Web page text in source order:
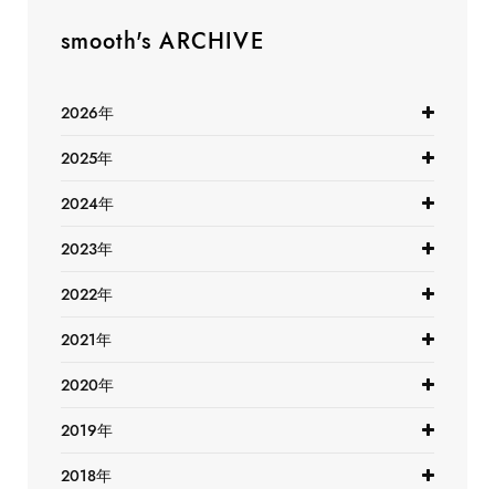
smooth's ARCHIVE
2026年
2025年
2024年
2023年
2022年
2021年
2020年
2019年
2018年